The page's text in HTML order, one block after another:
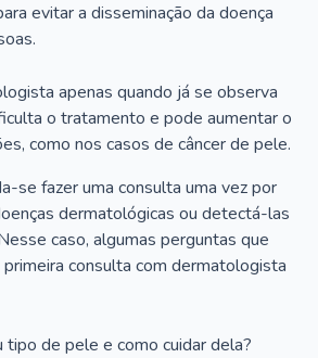
evitar a disseminação da doença
apenas quando já se observa
o tratamento e pode aumentar o
como nos casos de câncer de pele.
se fazer uma consulta uma vez por
dermatológicas ou detectá-las
caso, algumas perguntas que
consulta com dermatologista
tipo de pele e como cuidar dela?